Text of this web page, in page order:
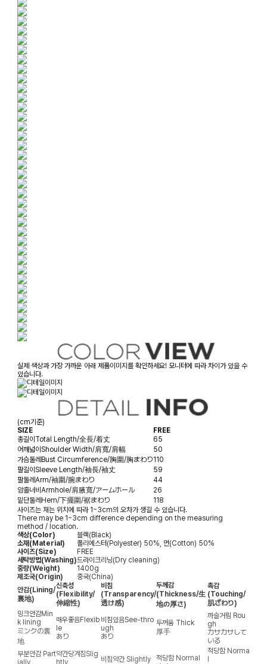
실제 색상과 가장 가까운 아래 제품이미지를 확인하세요! 모니터에 따라 차이가 있을 수
있습니다.
(cm기준)
SIZE
FREE
총길이Total Length/全長/着丈
65
어깨넓이Shoulder Width/肩寬/肩幅
50
가슴둘레Bust Circumference/胸圍/胸まわり110
팔길이Sleeve Length/袖長/袖丈
59
팔둘레Arm/袖圍/腕まわり
44
암홀너비Armhole/肩腋寬/アームホール
26
밑단둘레Hem/下擺圍/裾まわり
118
사이즈는 재는 위치에 따라 1~3cm의 오차가 생길 수 있습니다.
There may be 1~3cm difference depending on the measuring
method / location.
색상(Color)
블랙(Black)
소재(Material)
폴리에스터(Polyester) 50%, 면(Cotton) 50%
사이즈(Size)
FREE
세탁방법(Washing)드라이크리닝(Dry cleaning)
중량(Weight)
1400g
제조국(Origin)
중국(China)
안감(Lining/
裏地)
신축성
(Flexibility/
伸縮性)
비침
(Transparency/
透け感)
두께감
(Thickness/生
地の厚さ)
촉감
(Touching/
肌ざわり)
밍크안감Min
k lining
ミンクの裏
地
매우좋음Flexib
le
あり
비침있음See-thro
ugh
あり
두꺼움 Thick
厚手
까슬거림 Rou
gh
カサカサして
いる
부분안감 Part
ially
약간당겨짐Slig
htly
비침약간 Slightly
적당함 Normal
적당함 Norma
l